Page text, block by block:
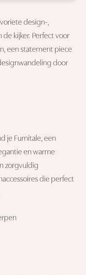
design-,
kijker. Perfect voor
een statement piece
door
je Furnitale, een
en warme
zorgvuldig
die perfect